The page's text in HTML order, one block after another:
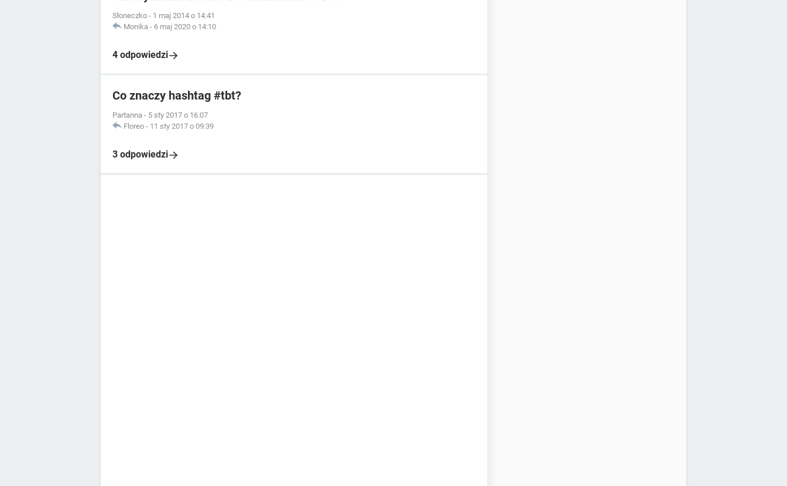
Słoneczko - 1 maj 2014 o 14:41
Monika - 6 maj 2020 o 14:10
4 odpowiedzi
Co znaczy hashtag #tbt?
Partanna - 5 sty 2017 o 16:07
Floreo - 11 sty 2017 o 09:39
3 odpowiedzi